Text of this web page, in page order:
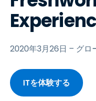
2020年3月26日 – グロ
ITを体験する